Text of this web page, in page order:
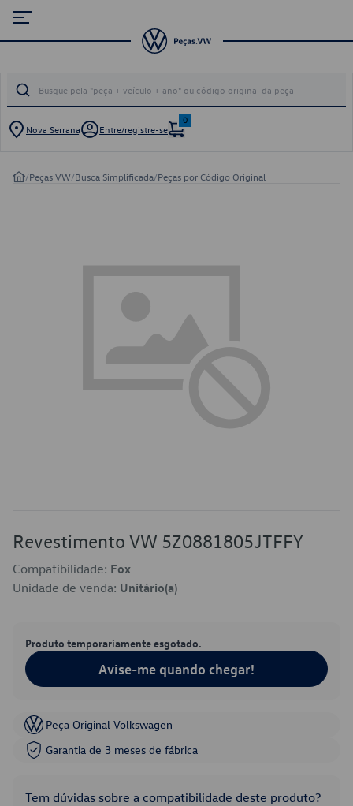
Nova Serrana Entre/registre-se
0
/Peças VW/Busca Simplificada/Peças por Código Original
Revestimento VW 5Z0881805JTFFY
Compatibilidade: Fox
Unidade de venda: Unitário(a)
Produto temporariamente esgotado.
Avise-me quando chegar!
Peça Original Volkswagen
Garantia de 3 meses de fábrica
Tem dúvidas sobre a compatibilidade deste produto?